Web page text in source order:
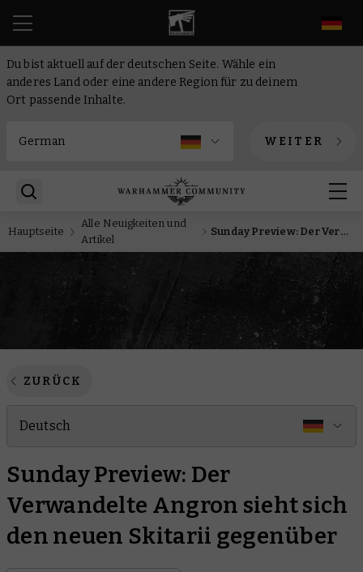
Du bist aktuell auf der deutschen Seite. Wähle ein
anderes Land oder eine andere Region für zu deinem
Ort passende Inhalte.
WEITER
Hauptseite
Alle Neuigkeiten und
Artikel
Sunday Preview: Der Verwandelte Angron sieht sich den neuen Skitarii gegenüber
ZURÜCK
Deutsch
Sunday Preview: Der
Verwandelte Angron sieht sich
den neuen Skitarii gegenüber